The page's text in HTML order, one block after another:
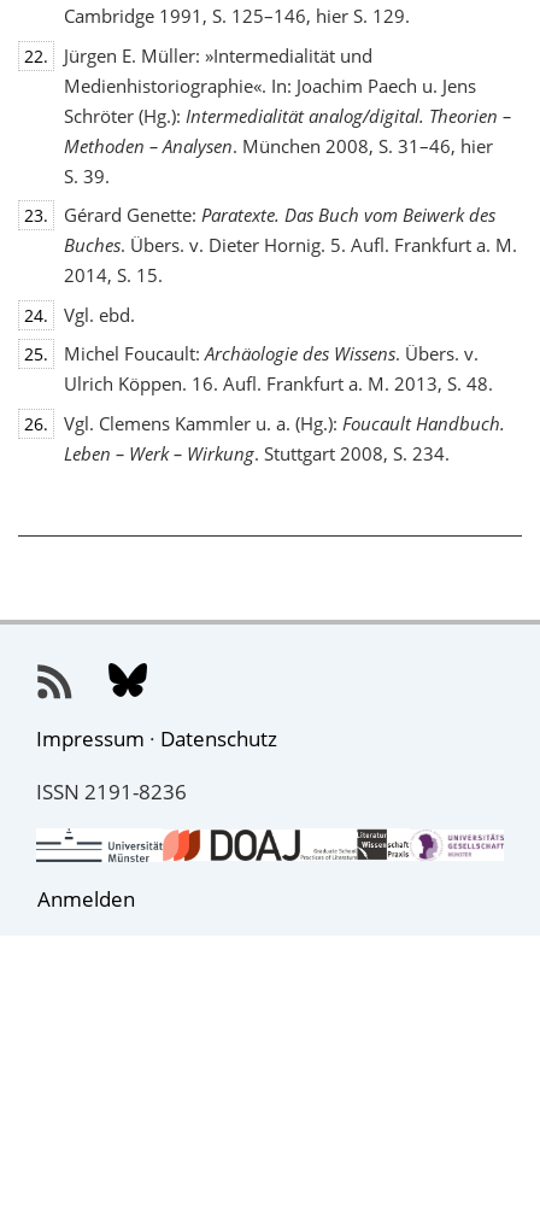
Cambridge 1991, S. 125–146, hier S. 129.
22.
Jürgen E. Müller: »Intermedialität und
Medienhistoriographie«. In: Joachim Paech u. Jens
Schröter (Hg.): Intermedialität analog/digital. Theorien –
Methoden – Analysen. München 2008, S. 31–46, hier
S. 39.
23. Gérard Genette: Paratexte. Das Buch vom Beiwerk des
Buches. Übers. v. Dieter Hornig. 5. Aufl. Frankfurt a. M.
2014, S. 15.
24. Vgl. ebd.
25. Michel Foucault:Archäologie des Wissens. Übers. v.
Ulrich Köppen. 16. Aufl. Frankfurt a. M. 2013, S. 48.
26. Vgl. Clemens Kammler u. a. (Hg.): Foucault Handbuch.
Leben – Werk – Wirkung. Stuttgart 2008, S. 234.
Impressum · Datenschutz
ISSN 2191-8236
Anmelden